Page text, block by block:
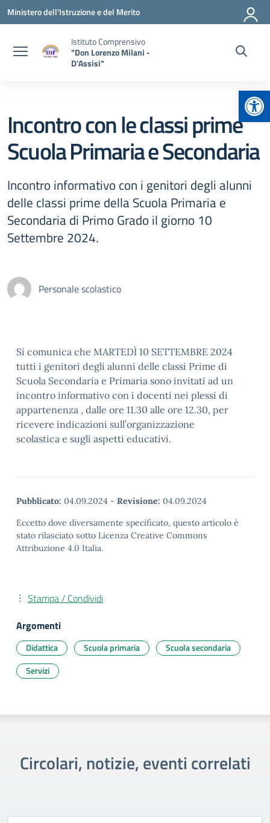
Vai ai contenuti
Vai al menu di navigazione
Vai al footer
Ministero dell'Istruzione e del Merito
Istituto Comprensivo
"Don Lorenzo Milani -
D’Assisi"
Incontro con le classi prime
Scuola Primaria e Secondaria
Incontro informativo con i genitori degli alunni
delle classi prime della Scuola Primaria e
Secondaria di Primo Grado il giorno 10
Settembre 2024.
Personale scolastico
Si comunica che MARTEDÌ 10 SETTEMBRE 2024
tutti i genitori degli alunni delle classi Prime di
Scuola Secondaria e Primaria sono invitati ad un
incontro informativo con i docenti nei plessi di
appartenenza , dalle ore 11.30 alle ore 12.30, per
ricevere indicazioni sull’organizzazione
scolastica e sugli aspetti educativi.
Pubblicato: 04.09.2024 - Revisione: 04.09.2024
Eccetto dove diversamente specificato, questo articolo è
stato rilasciato sotto Licenza Creative Commons
Attribuzione 4.0 Italia.
Stampa / Condividi
Argomenti
Didattica Scuola primaria
Scuola secondaria
Servizi
Circolari, notizie, eventi correlati